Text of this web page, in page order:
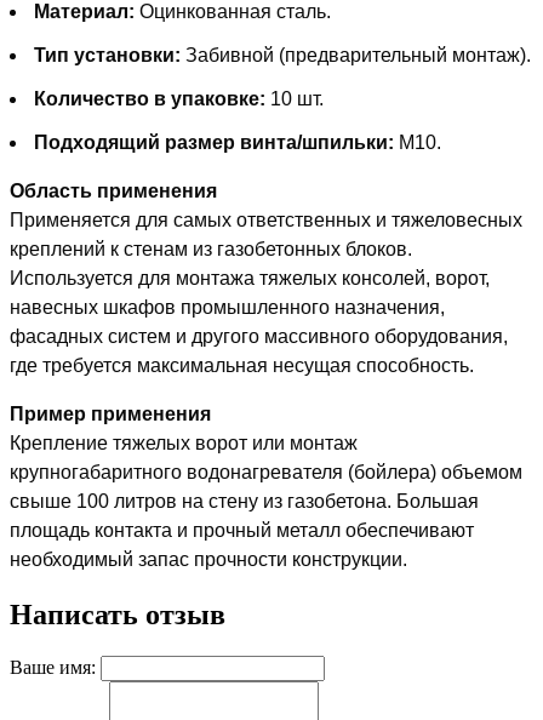
Материал: Оцинкованная сталь.
Тип установки: Забивной (предварительный монтаж).
Количество в упаковке: 10 шт.
Подходящий размер винта/шпильки: M10.
Область применения
Применяется для самых ответственных и тяжеловесных
креплений к стенам из газобетонных блоков.
Используется для монтажа тяжелых консолей, ворот,
навесных шкафов промышленного назначения,
фасадных систем и другого массивного оборудования,
где требуется максимальная несущая способность.
Пример применения
Крепление тяжелых ворот или монтаж
крупногабаритного водонагревателя (бойлера) объемом
свыше 100 литров на стену из газобетона. Большая
площадь контакта и прочный металл обеспечивают
необходимый запас прочности конструкции.
Написать отзыв
Ваше имя: